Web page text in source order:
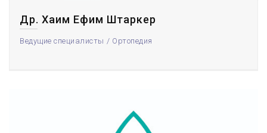
Др. Хаим Ефим Штаркер
Ведущие специалисты Ортопедия